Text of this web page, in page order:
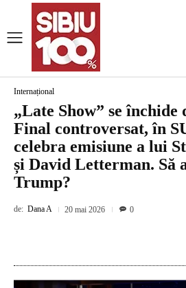
Internațional
„Late Show” se închide
Final controversat, în
celebra emisiune a lui
și David Letterman. Să
Trump?
de: Dana A 20 mai 2026 0